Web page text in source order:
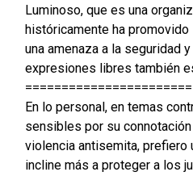
Luminoso, que es una
históricamente ha
una amenaza a la seguridad
expresiones libres también
En lo personal, en temas
sensibles por su
violencia antisemita, prefiero
incline más a proteger a los